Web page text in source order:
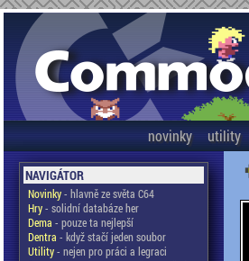
novinky utility
NAVIGÁTOR
Novinky- hlavně ze světa C64
Hry- solidní databáze her
Dema - pouze ta nejlepší
Dentra - když stačí jeden soubor
Utility- nejen pro práci a legraci